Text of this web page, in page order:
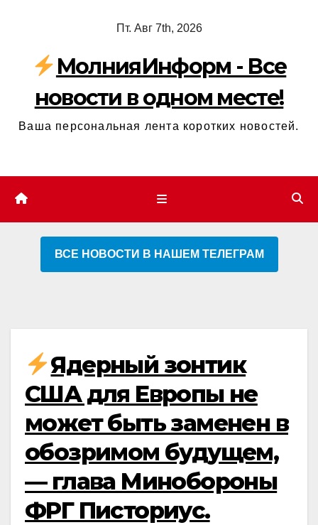
содержимому
Пт. Авг 7th, 2026
МолнияИнформ - Все
новости в одном месте!
Ваша персональная лента коротких новостей.
ВСЕ НОВОСТИ В НАШЕМ ТЕЛЕГРАМ
Ядерный зонтик
США для Европы не
может быть заменен в
обозримом будущем,
— глава Минобороны
ФРГ Писториус.